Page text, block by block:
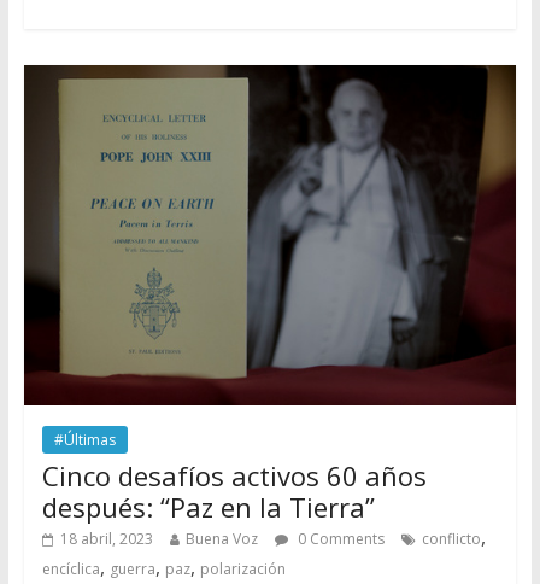
#Últimas
Cinco desafíos activos 60 años
después: “Paz en la Tierra”
18 abril, 2023 Buena Voz 0 Comments conflicto,
encíclica, guerra, paz, polarización